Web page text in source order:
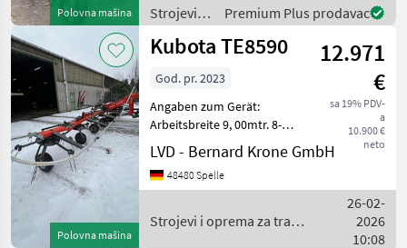
Polovna mašina
Strojevi i oprema za travu i
baliran
Strojevi i
oprema
za travu i
Kubota
Premium Plus prodavac
Polovna mašina
Kubota TE8590
12.971
€
sa 19% PDV-
a
10.900 €
neto
God. pr. 2023
Angaben zum Gerät:
Arbeitsbreite 9, 00mtr. 8-
Kreisel -> jeweils 6
Zinkenarme Gewicht
1260kg hydrl. klappbar
Grenzstreueinrichtung
Schwingungsd
LVD - Bernard Krone GmbH
48480 Spelle
Strojevi i oprema za travu
26-02-
2026
10:08